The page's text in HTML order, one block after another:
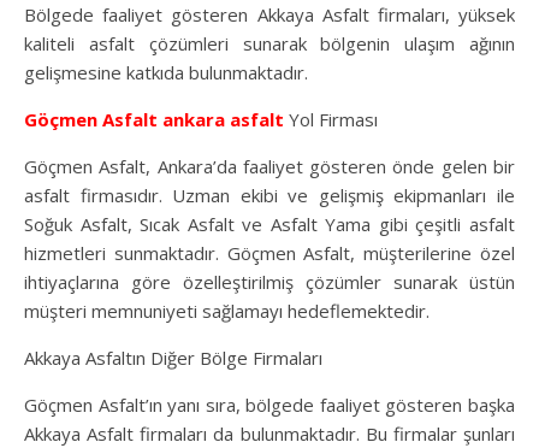
Bölgede faaliyet gösteren Akkaya Asfalt firmaları, yüksek
kaliteli asfalt çözümleri sunarak bölgenin ulaşım ağının
gelişmesine katkıda bulunmaktadır.
Göçmen Asfalt ankara asfalt Yol Firması
Göçmen Asfalt, Ankara’da faaliyet gösteren önde gelen bir
asfalt firmasıdır. Uzman ekibi ve gelişmiş ekipmanları ile
Soğuk Asfalt, Sıcak Asfalt ve Asfalt Yama gibi çeşitli asfalt
hizmetleri sunmaktadır. Göçmen Asfalt, müşterilerine özel
ihtiyaçlarına göre özelleştirilmiş çözümler sunarak üstün
müşteri memnuniyeti sağlamayı hedeflemektedir.
Akkaya Asfaltın Diğer Bölge Firmaları
Göçmen Asfalt’ın yanı sıra, bölgede faaliyet gösteren başka
Akkaya Asfalt firmaları da bulunmaktadır. Bu firmalar şunları